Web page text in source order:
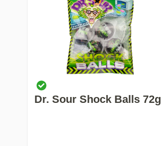
Dr. Sour Shock Balls 72g